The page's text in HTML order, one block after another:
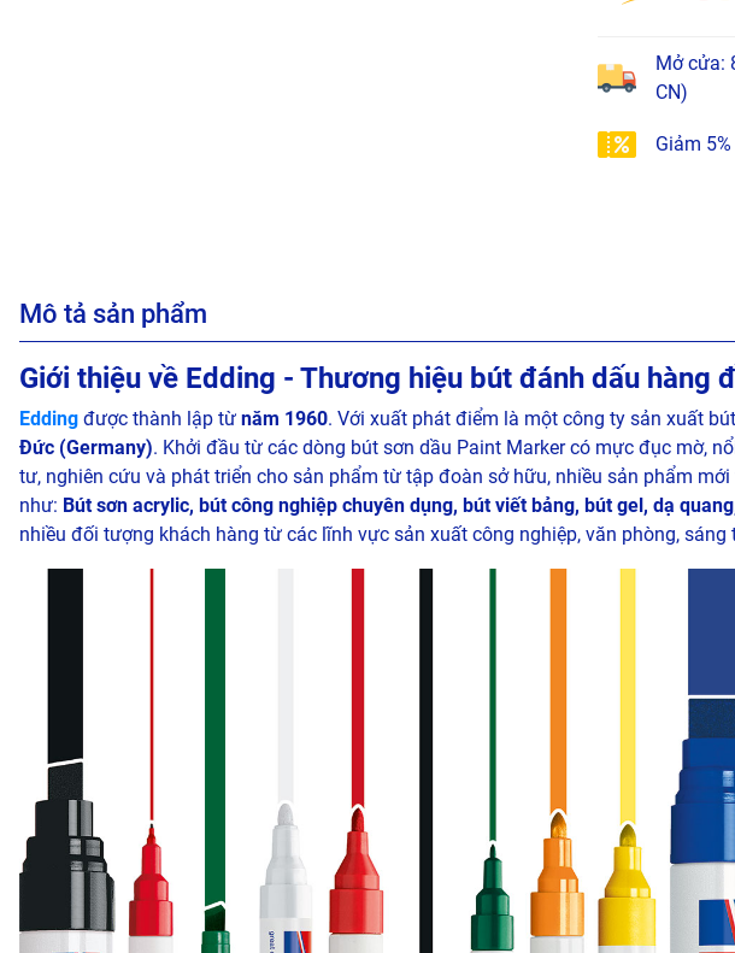
Mở cửa:
CN)
Giảm
Mô tả sản phẩm
Giới thiệu về Edding - Thương hiệu bút đánh dấu hàng
Edding được thành lập từ năm 1960. Với xuất phát điểm là một công ty sản xuất
Đức (Germany). Khởi đầu từ các dòng bút sơn dầu Paint Marker có mực đục mờ,
tư, nghiên cứu và phát triển cho sản phẩm từ tập đoàn sở hữu, nhiều sản phẩm
như: Bút sơn acrylic, bút công nghiệp chuyên dụng, bút viết bảng, bút gel, dạ
nhiều đối tượng khách hàng từ các lĩnh vực sản xuất công nghiệp, văn phòng,